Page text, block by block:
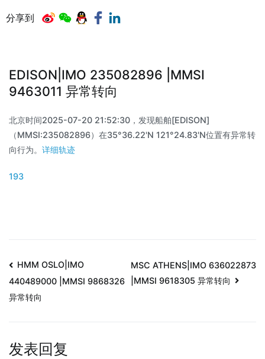
分享到
EDISON|IMO 235082896 |MMSI
9463011 异常转向
北京时间2025-07-20 21:52:30，发现船舶[EDISON]
（MMSI:235082896）在35°36.22'N 121°24.83'N位置有异常转
向行为。 详细轨迹
193
HMM OSLO|IMO
440489000 |MMSI 9868326
异常转向
MSC ATHENS|IMO 636022873
|MMSI 9618305 异常转向
发表回复